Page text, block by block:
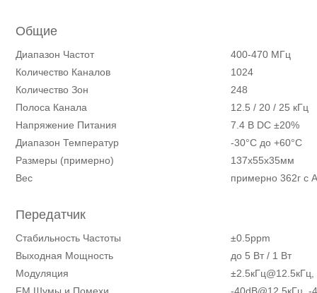
Общие
Диапазон Частот
400-470 МГц
Количество Каналов
1024
Количество Зон
248
Полоса Канала
12.5 / 20 / 25 кГц
Напряжение Питания
7.4 В DC ±20%
Диапазон Температур
-30°C до +60°C
Размеры (примерно)
137х55х35мм
Вес
примерно 362г с
Передатчик
Стабильность Частоты
±0.5ppm
Выходная Мощность
до 5 Вт / 1 Вт
Модуляция